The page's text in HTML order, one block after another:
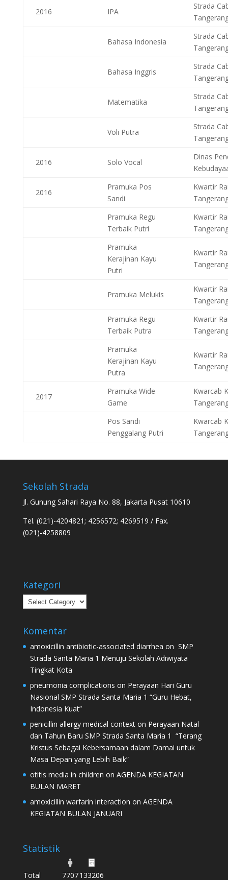
2016 IPA
Strada
Bahasa Indonesia
Strada
Bahasa Inggris
Strada
Matematika
Strada
Voli Putra
Strada
2016 Solo Vocal
Dinas
2016
Pramuka Pos
Sandi
Kwartir
Pramuka Regu
Terbaik Putri
Kwartir
Pramuka
Kerajinan Kayu
Putri
Kwartir
Pramuka Melukis
Kwartir
Pramuka Regu
Terbaik Putra
Kwartir
Pramuka
Kerajinan Kayu
Putra
Kwartir
2017
Pramuka Wide
Game
Kwarcab
Pos Sandi
Penggalang Putri
Kwarcab
Sekolah Strada
Jl. Gunung Sahari Raya No. 88, Jakarta Pusat 10610
Tel. (021)-4204821; 4256572; 4269519 / Fax.
(021)-4258809
Kategori
Kategori
Komentar
amoxicillin antibiotic-associated diarrhea on SMP
Strada Santa Maria 1 Menuju Sekolah Adiwiyata
Tingkat Kota
pneumonia complications on Perayaan Hari Guru
Nasional SMP Strada Santa Maria 1 “Guru Hebat,
Indonesia Kuat”
penicillin allergy medical contexton Perayaan Natal
dan Tahun Baru SMP Strada Santa Maria 1 “Terang
Kristus Sebagai Kebersamaan dalam Damai untuk
Masa Depan yang Lebih Baik”
otitis media in children on AGENDA KEGIATAN
BULAN MARET
amoxicillin warfarin interaction on AGENDA
KEGIATAN BULAN JANUARI
Statistik
Total 7707133206